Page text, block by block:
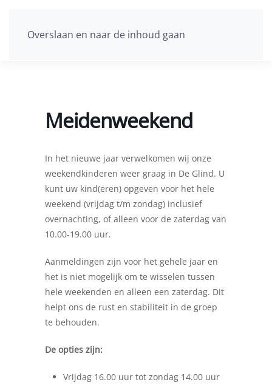
Overslaan en naar de inhoud gaan
Meidenweekend
In het nieuwe jaar verwelkomen wij onze
weekendkinderen weer graag in De Glind. U
kunt uw kind(eren) opgeven voor het hele
weekend (vrijdag t/m zondag) inclusief
overnachting, of alleen voor de zaterdag van
10.00-19.00 uur.
Aanmeldingen zijn voor het gehele jaar en
het is niet mogelijk om te wisselen tussen
hele weekenden en alleen een zaterdag. Dit
helpt ons de rust en stabiliteit in de groep
te behouden.
De opties zijn:
Vrijdag 16.00 uur tot zondag 14.00 uur